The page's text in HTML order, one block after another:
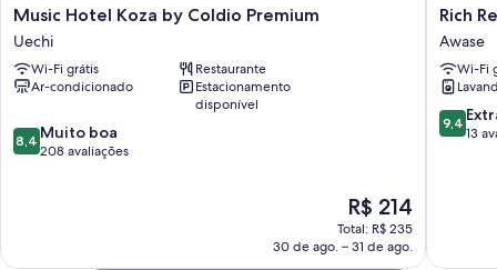
As comodidades extras são:
Banheiros com bidês e chuveiros/banheiras combinados
TVs de alta definição de 32 polegadas com canais digitais
Geladeiras, saquinhos de chá/café instantâneo grátis e
aquecimento
Music
Hotel
Koza
by
Coldio
Uechi
Music Hotel Koza by Coldio Premium
Uechi
Wi-Fi grátis
Restaurante
Ar-condicionado
Estacionamento
disponível
8.4
de
8,4 Muito boa
208 avaliações
O
preço
é
R$ 214
Total: R$ 235
30 de ago. – 31 de ago.
Rich
Reson
AWASE
Awase
Rich
Awase
Wi-Fi
9.4
de
9,4
13